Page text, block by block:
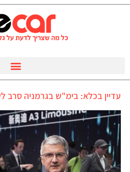
עדיין בכלא: בימ"ש בגרמניה סרב